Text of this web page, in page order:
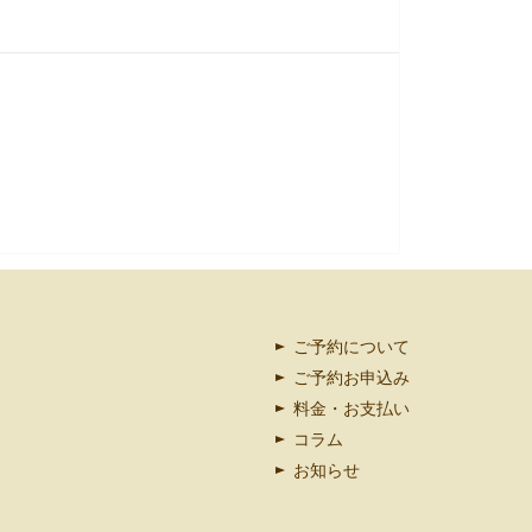
ご予約について
ご予約お申込み
料金・お支払い
コラム
お知らせ